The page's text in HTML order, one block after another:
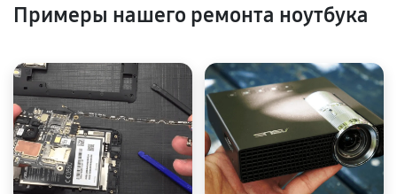
Примеры нашего ремонта ноутбука